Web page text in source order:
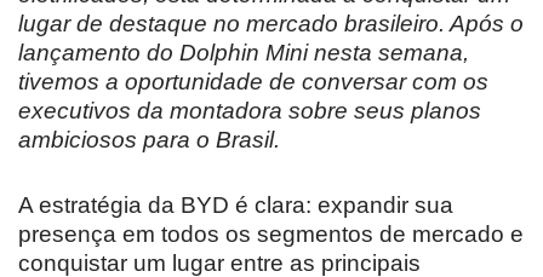
lugar de destaque no mercado brasileiro. Após o
lançamento do Dolphin Mini nesta semana,
tivemos a oportunidade de conversar com os
executivos da montadora sobre seus planos
ambiciosos para o Brasil.
A estratégia da BYD é clara: expandir sua
presença em todos os segmentos de mercado e
conquistar um lugar entre as principais